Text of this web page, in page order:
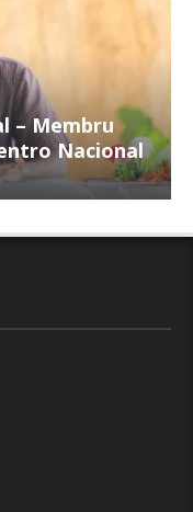
– Membru
Nacional